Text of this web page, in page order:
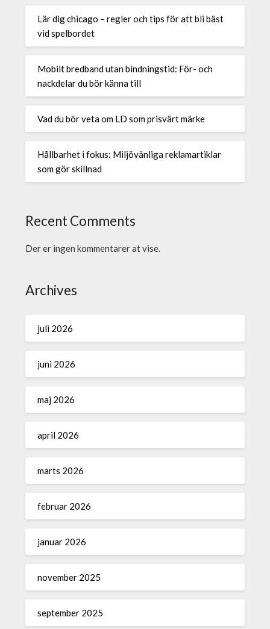
Lär dig chicago – regler och tips för att bli bäst
vid spelbordet
Mobilt bredband utan bindningstid: För- och
nackdelar du bör känna till
Vad du bör veta om LD som prisvärt märke
Hållbarhet i fokus: Miljövänliga reklamartiklar
som gör skillnad
Recent Comments
Der er ingen kommentarer at vise.
Archives
juli 2026
juni 2026
maj 2026
april 2026
marts 2026
februar 2026
januar 2026
november 2025
september 2025